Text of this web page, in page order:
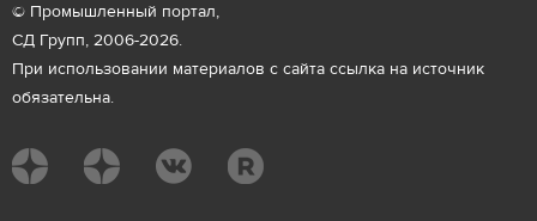
© Промышленный портал,
СД Групп, 2006-2026.
При использовании материалов с сайта ссылка на источник
обязательна.